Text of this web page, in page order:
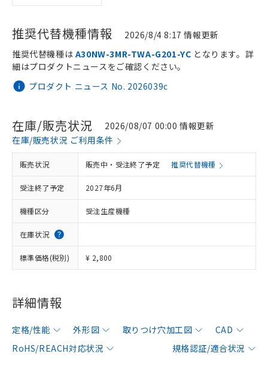
推奨代替機種情報 2026/8/4 8:17 情報更新
プロダクト ニュース No. 2026039c
推奨代替機種は A30NW-3MR-TWA-G201-YC となります。詳
細はプロダクトニュースをご確認ください。
在庫/販売状況
2026/08/07 00:00 情報更新
在庫/販売状況 ご利用条件
販売状況 販売中・受注終了予定 推奨代替機種
受注終了予定 2027年6月
機種区分 受注生産機種
在庫状況
標準価格(税別) ¥ 2,800
詳細情報
定格/性能 外形図 取りつけ穴加工図
CAD
RoHS/REACH対応状況
規格認証/適合状況